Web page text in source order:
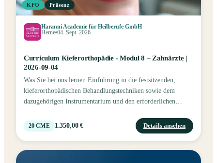
KFO Präsenz
Haranni Academie für Heilberufe GmbH
Herne 04. Sept. 2026
Curriculum Kieferorthopädie - Modul 8 – Zahnärzte |
2026-09-04
Was Sie bei uns lernen Einführung in die festsitzenden,
kieferorthopädischen Behandlungstechniken sowie dem
dazugehörigen Instrumentarium und den erforderlichen
Materialien. Theoretische Grundlagen festsitzender
Apparaturen. Eigenständige Durchführung kleiner
orthodontischer Maßnahmen in der Praxis. Eine Fortbildung
20 CME 1.350,00 € Details ansehen